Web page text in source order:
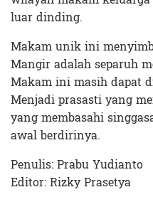
luar dinding.
Makam unik ini
Mangir adalah separuh
Makam ini masih dapat
Menjadi prasasti yang
yang membasahi
awal berdirinya.
Penulis: Prabu Yudianto
Editor: Rizky Prasetya